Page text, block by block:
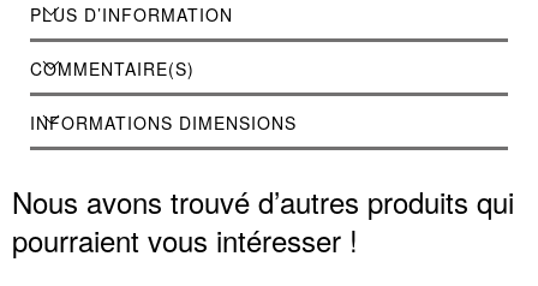
PLUS D’INFORMATION
COMMENTAIRE(S)
INFORMATIONS DIMENSIONS
Nous avons trouvé d’autres produits qui
pourraient vous intéresser !